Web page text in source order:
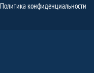
Политика конфиденциальности